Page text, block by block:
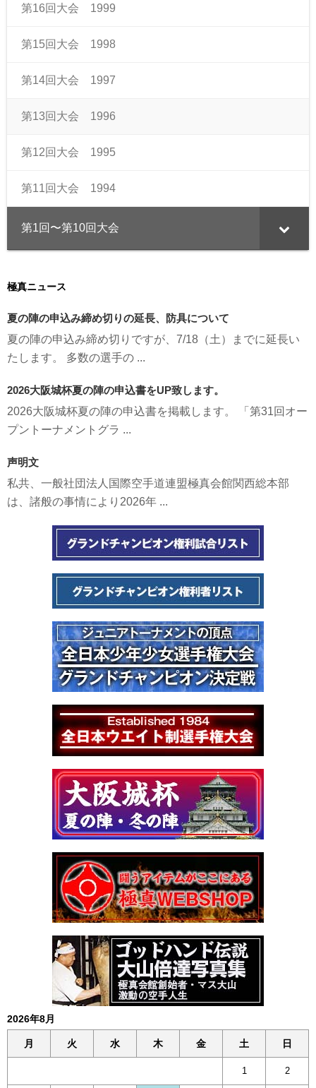
第16回大会 1999
第15回大会 1998
第14回大会 1997
第13回大会 1996
第12回大会 1995
第11回大会 1994
第1回〜第10回大会
極真ニュース
夏の陣の申込み締め切りの延長、防具について
夏の陣の申込み締め切りですが、7/18（土）までに延長い
たします。 多数の選手の ...
2026大阪城杯夏の陣の申込書をUP致します。
2026大阪城杯夏の陣の申込書を掲載します。 「第31回オー
プントーナメントグラ ...
声明文
私共、一般社団法人国際空手道連盟極真会館関西総本部
は、諸般の事情により2026年 ...
2026年8月
月 火 水 木 金 土 日
1 2